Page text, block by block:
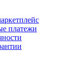
платежи